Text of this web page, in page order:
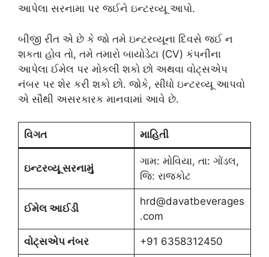
આપેલા સરનામા પર જઈને ઇન્ટરવ્યૂ આપો.
બીજી રીત એ છે કે જો તમે ઇન્ટરવ્યૂના દિવસે જઈ ન
શકતા હોવ તો, તમે તમારો બાયોડેટા (CV) કંપનીના
આપેલા ઈમેલ પર મોકલી શકો છો અથવા વોટ્સએપ
નંબર પર શેર કરી શકો છો. જોકે, સીધો ઇન્ટરવ્યૂ આપવો
એ સૌથી અસરકારક માનવામાં આવે છે.
વિગત માહિતી
ઇન્ટરવ્યૂ સરનામું
ગામ: મોવિયા, તા: ગોંડલ,
જિ: રાજકોટ
ઈમેલ આઈડી
hrd@davatbeverages
.com
વોટ્સએપ નંબર +91 6358312450